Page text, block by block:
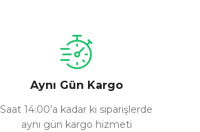
Aynı Gün Kargo
Saat 14:00’a kadar ki siparişlerde
aynı gün kargo hizmeti